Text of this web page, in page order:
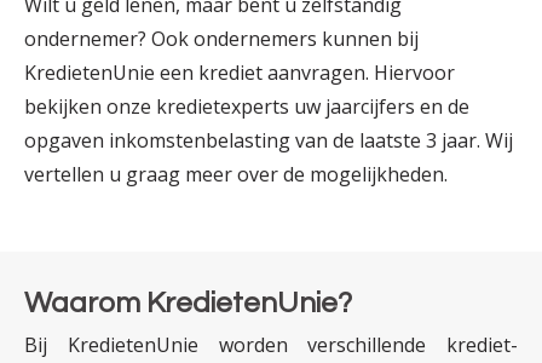
ondernemer? Ook ondernemers kunnen bij
KredietenUnie een krediet aanvragen. Hiervoor
bekijken onze krediet­experts uw jaar­­cijfers en de
opgaven inkomsten­­belasting van de laatste 3 jaar. Wij
vertellen u graag meer over de mogelijkheden.
Waarom KredietenUnie?
Bij KredietenUnie worden verschillende krediet­­